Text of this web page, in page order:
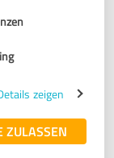
zeigen
ZULASSEN
so und vielen